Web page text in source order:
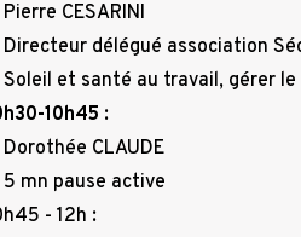
Pierre CESARINI
Directeur délégué association
Soleil et santé au travail, gérer
10h45 :
Dorothée CLAUDE
5 mn pause active
- 12h :